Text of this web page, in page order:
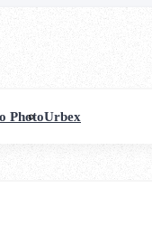
PhotoUrbex